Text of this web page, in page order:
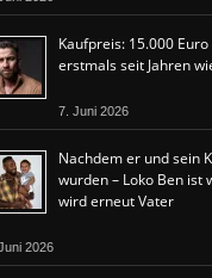
Kaufpreis: 15.000
erstmals seit Jahren
7. Juni 2026
Nachdem er und sein
wurden – Loko Ben ist
wird erneut Vater
2026